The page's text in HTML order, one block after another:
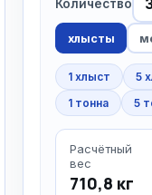
Количество
хлысты
1 хлыст 5
1 тонна
5
Расчётный
вес
710,8 кг